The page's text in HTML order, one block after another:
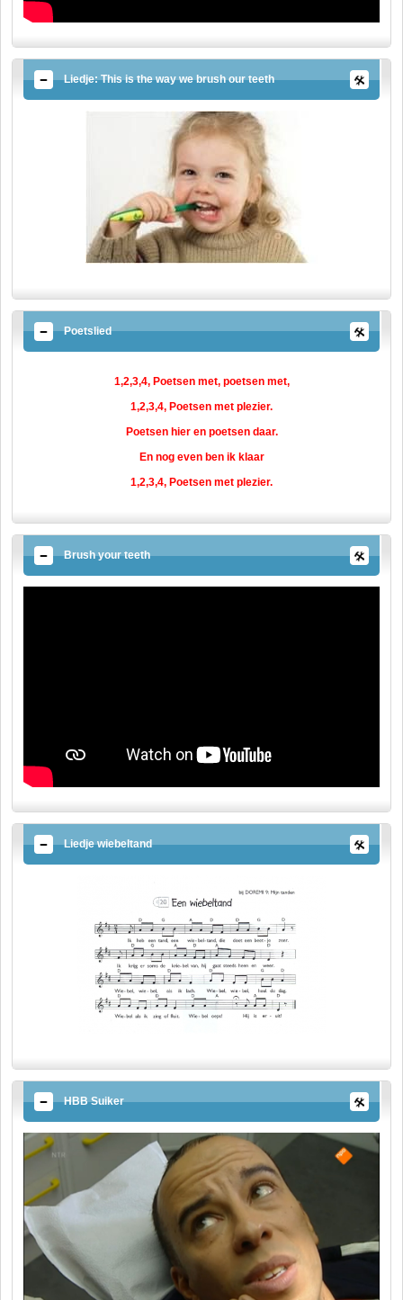
Liedje: This is the way we brush our teeth
Poetslied
1,2,3,4, Poetsen met, poetsen met,
1,2,3,4, Poetsen met plezier.
Poetsen hier en poetsen daar.
En nog even ben ik klaar
1,2,3,4, Poetsen met plezier.
Brush your teeth
Liedje wiebeltand
HBB Suiker